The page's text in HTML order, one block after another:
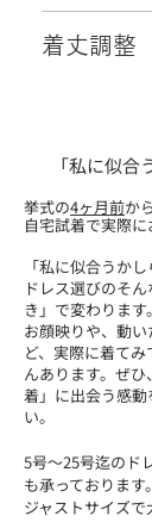
着丈調整
「私に似合
挙式の4ヶ月前か
自宅試着で実際に
「私に似合うか
ドレス選びのそ
き」で変わります。
お顔映りや、動
ど、実際に着て
んあります。ぜ
着」に出会う感
い。
5号～25号迄のド
も承っております。
ジャストサイズで